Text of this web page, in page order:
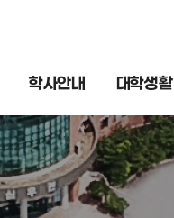
학사안내 대학생활